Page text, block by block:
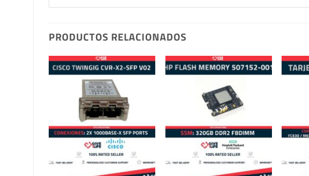
PRODUCTOS RELACIONADOS